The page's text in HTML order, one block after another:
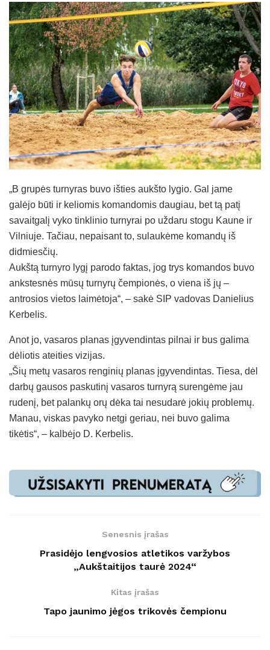
„B grupės turnyras buvo išties aukšto lygio. Gal jame
galėjo būti ir keliomis komandomis daugiau, bet tą patį
savaitgalį vyko tinklinio turnyrai po uždaru stogu Kaune ir
Vilniuje. Tačiau, nepaisant to, sulaukėme komandų iš
didmiesčių.
Aukštą turnyro lygį parodo faktas, jog trys komandos buvo
ankstesnės mūsų turnyrų čempionės, o viena iš jų –
antrosios vietos laimėtoja“, – sakė SIP vadovas Danielius
Kerbelis.
Anot jo, vasaros planas įgyvendintas pilnai ir bus galima
dėliotis ateities vizijas.
„Šių metų vasaros renginių planas įgyvendintas. Tiesa, dėl
darbų gausos paskutinį vasaros turnyrą surengėme jau
rudenį, bet palankų orų dėka tai nesudarė jokių problemų.
Manau, viskas pavyko netgi geriau, nei buvo galima
tikėtis“, – kalbėjo D. Kerbelis.
Senesnis įrašas
Prasidėjo lengvosios atletikos varžybos
„Aukštaitijos taurė 2024“
Kitas įrašas
Tapo jaunimo jėgos trikovės čempionu